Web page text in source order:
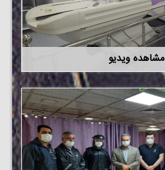
مشاهده ویدیو